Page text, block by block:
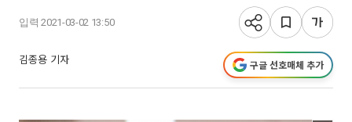
입력 2021-03-02 13:50
김종용 기자 구글 선호매체 추가